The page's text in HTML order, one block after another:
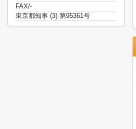
FAX/-
東京都知事 (3) 第95361号